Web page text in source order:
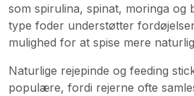
som spirulina, spinat, moringa
type foder understøtter
mulighed for at spise mere
Naturlige rejepinde og feeding
populære, fordi rejerne ofte